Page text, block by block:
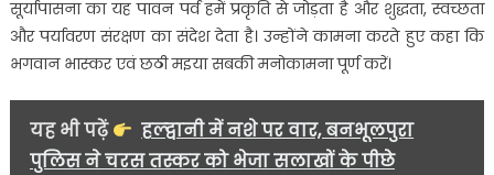
में
किया
सूर्यापासना का यह पावन पर्व हमें प्रकृति से जोड़ता है और शुद्धता, स्वच्छता
और पर्यावरण संरक्षण का संदेश देता है। उन्होंने कामना करते हुए कहा कि
भगवान भास्कर एवं छठी मइया सबकी मनोकामना पूर्ण करें।
यह भी पढ़ें
हल्द्वानी में नशे पर वार, बनभूलपुरा
पुलिस ने चरस तस्कर को भेजा सलाखों के पीछे